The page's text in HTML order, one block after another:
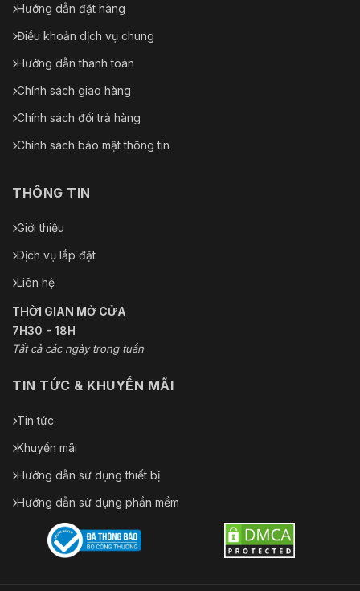
Hướng dẫn đặt hàng
Điều khoản dịch vụ chung
Hướng dẫn thanh toán
Chính sách giao hàng
Chính sách đổi trả hàng
Chính sách bảo mật thông tin
THÔNG TIN
Giới thiệu
Dịch vụ lắp đặt
Liên hệ
THỜI GIAN MỞ CỬA
7H30 - 18H
Tất cả các ngày trong tuần
TIN TỨC & KHUYẾN MÃI
Tin tức
Khuyến mãi
Hướng dẫn sử dụng thiết bị
Hướng dẫn sử dụng phần mềm